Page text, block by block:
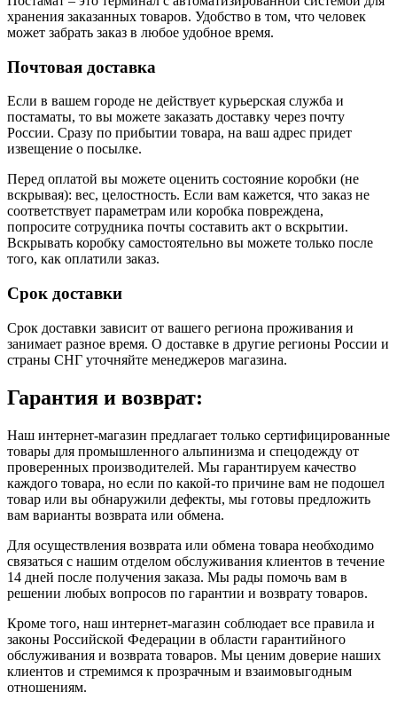
хранения заказанных товаров. Удобство в том, что человек
может забрать заказ в любое удобное время.
Почтовая доставка
Если в вашем городе не действует курьерская служба и
постаматы, то вы можете заказать доставку через почту
России. Сразу по прибытии товара, на ваш адрес придет
извещение о посылке.
Перед оплатой вы можете оценить состояние коробки (не
вскрывая): вес, целостность. Если вам кажется, что заказ не
соответствует параметрам или коробка повреждена,
попросите сотрудника почты составить акт о вскрытии.
Вскрывать коробку самостоятельно вы можете только после
того, как оплатили заказ.
Срок доставки
Срок доставки зависит от вашего региона проживания и
занимает разное время. О доставке в другие регионы России и
страны СНГ уточняйте менеджеров магазина.
Гарантия и возврат:
Наш интернет-магазин предлагает только сертифицированные
товары для промышленного альпинизма и спецодежду от
проверенных производителей. Мы гарантируем качество
каждого товара, но если по какой-то причине вам не подошел
товар или вы обнаружили дефекты, мы готовы предложить
вам варианты возврата или обмена.
Для осуществления возврата или обмена товара необходимо
связаться с нашим отделом обслуживания клиентов в течение
14 дней после получения заказа. Мы рады помочь вам в
решении любых вопросов по гарантии и возврату товаров.
Кроме того, наш интернет-магазин соблюдает все правила и
законы Российской Федерации в области гарантийного
обслуживания и возврата товаров. Мы ценим доверие наших
клиентов и стремимся к прозрачным и взаимовыгодным
отношениям.